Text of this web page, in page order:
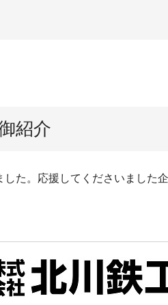
紹介
た。応援してくださいました